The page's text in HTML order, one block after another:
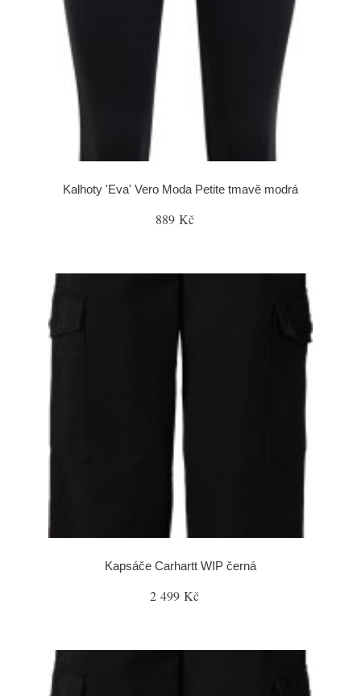
Kalhoty 'Eva' Vero Moda Petite tmavě modrá
889 Kč
Kapsáče Carhartt WIP černá
2 499 Kč